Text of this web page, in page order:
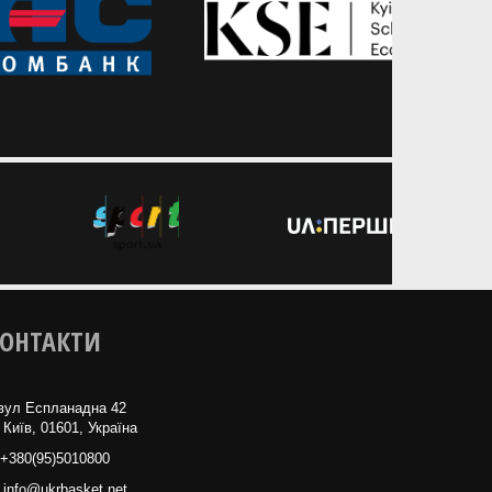
Еспланадна 42
01601, Україна
+380(95)5010800